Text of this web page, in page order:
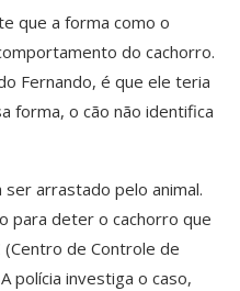
que a forma como o
do cachorro.
Fernando, é que ele teria
forma, o cão não identifica
ser arrastado pelo animal.
para deter o cachorro que
de Controle de
polícia investiga o caso,